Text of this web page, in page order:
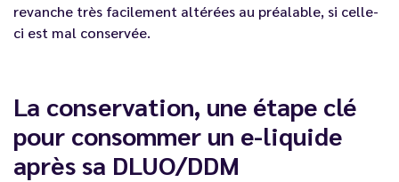
revanche très facilement altérées au préalable, si celle-
ci est mal conservée.
La conservation, une étape clé
pour consommer un e-liquide
après sa DLUO/DDM